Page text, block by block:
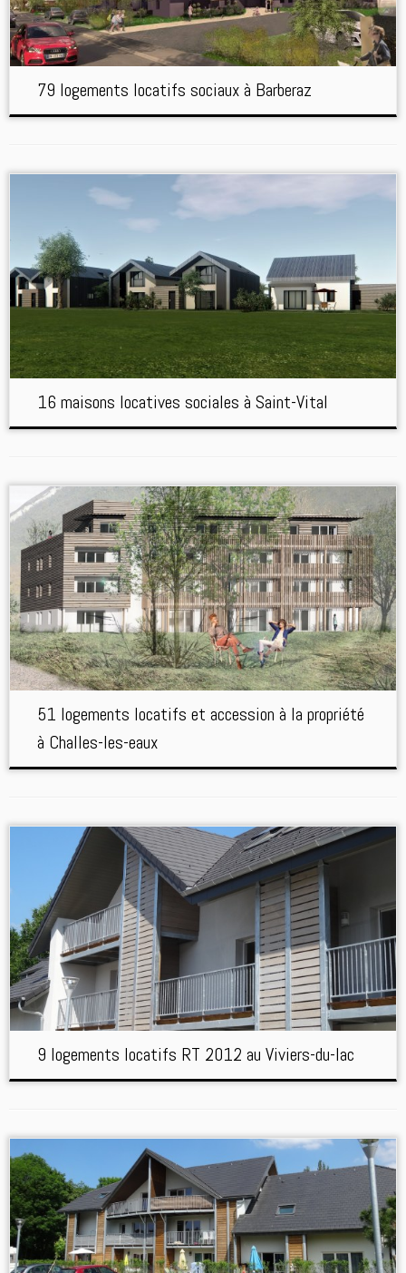
79 logements locatifs sociaux à Barberaz
16 maisons locatives sociales à Saint-Vital
51 logements locatifs et accession à la propriété
à Challes-les-eaux
9 logements locatifs RT 2012 au Viviers-du-lac